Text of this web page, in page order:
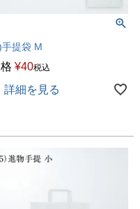
手提袋 M
¥40税込
詳細を見る